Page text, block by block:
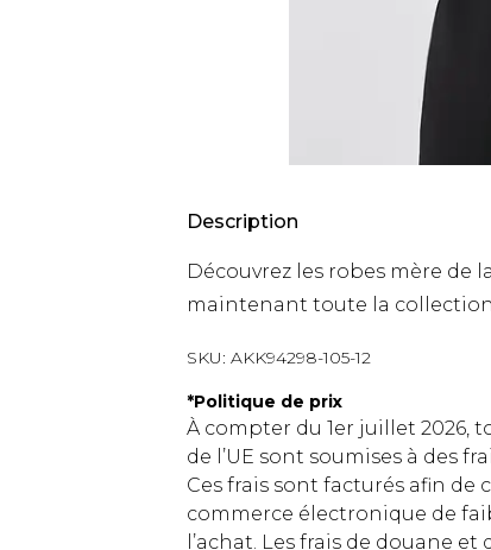
Description
Découvrez les robes mère de
maintenant toute la
SKU: AKK94298-105-12
*Politique de prix
À compter du 1er juillet 2026,
de l’UE sont soumises à des
Ces frais sont facturés afin de
commerce électronique de
l’achat. Les frais de douane